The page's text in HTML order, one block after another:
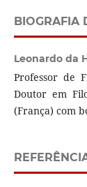
BIOGRAFIA
Leonardo da
Professor de
Doutor em
(França) com